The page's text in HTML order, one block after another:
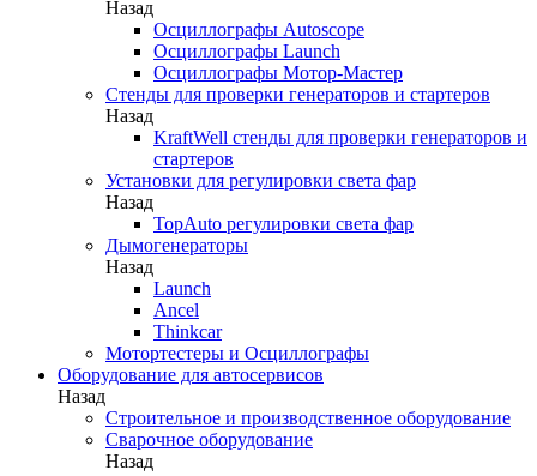
Назад
Осциллографы Autoscope
Осциллографы Launch
Осциллографы Мотор-Мастер
Стенды для проверки генераторов и стартеров
Назад
KraftWell стенды для проверки генераторов и
стартеров
Установки для регулировки света фар
Назад
TopAuto регулировки света фар
Дымогенераторы
Назад
Launch
Ancel
Thinkcar
Мотортестеры и Осциллографы
Оборудование для автосервисов
Назад
Строительное и производственное оборудование
Сварочное оборудование
Назад